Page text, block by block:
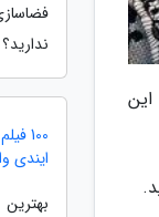
فیلم کن 2019، ژانگ زئی این
ندارید؟
100
ایندی وایر؛ 3 فیلم ایرانی